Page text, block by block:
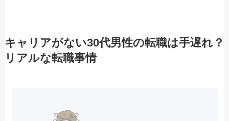
キャリアがない30代男性の転職は手遅れ？
リアルな転職事情